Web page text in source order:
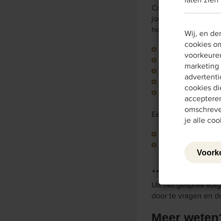
Contextgerichte
jouw organisatie.
hebben
Gezondheid
Participatiewet
School en
Een
Leest u uw
…en dan?
Uit het gesprek
door te vragen en
Meer
Wij, en
cookies
cookies
je alle